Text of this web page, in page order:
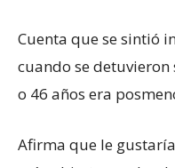
Cuenta que se sintió
cuando se detuvieron
o 46 años era
Afirma que le